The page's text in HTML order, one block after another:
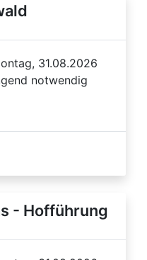
31.08.2026
notwendig
- Hofführung